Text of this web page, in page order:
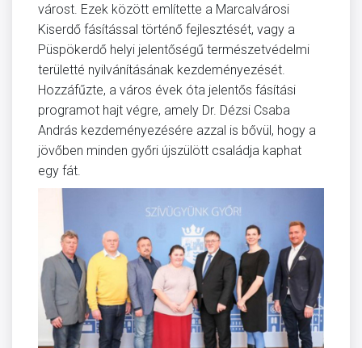
várost. Ezek között említette a Marcalvárosi
Kiserdő fásítással történő fejlesztését, vagy a
Püspökerdő helyi jelentőségű természetvédelmi
területté nyilvánításának kezdeményezését.
Hozzáfűzte, a város évek óta jelentős fásítási
programot hajt végre, amely Dr. Dézsi Csaba
András kezdeményezésére azzal is bővül, hogy a
jövőben minden győri újszülött családja kaphat
egy fát.